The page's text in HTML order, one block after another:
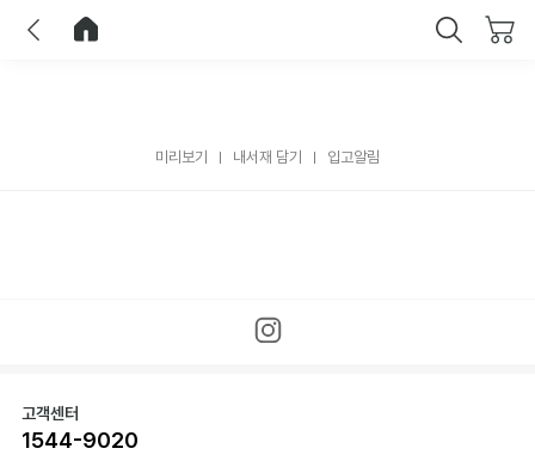
미리보기 내서재 담기 입고알림
고객센터
1544-9020